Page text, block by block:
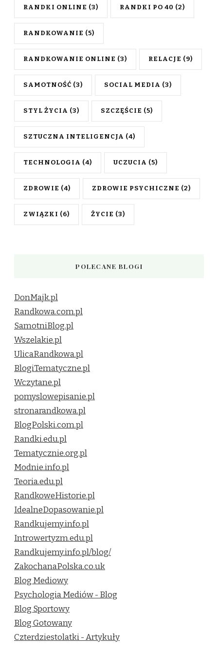
RANDKI ONLINE (3) RANDKI PO 40 (2)
RANDKOWANIE (5)
RANDKOWANIE ONLINE (3) RELACJE (9)
SAMOTNOŚĆ (3) SOCIAL MEDIA (3)
STYL ŻYCIA (3) SZCZĘŚCIE (5)
SZTUCZNA INTELIGENCJA (4)
TECHNOLOGIA (4) UCZUCIA (5)
ZDROWIE (4) ZDROWIE PSYCHICZNE (2)
ZWIĄZKI (6) ŻYCIE (3)
POLECANE BLOGI
DonMajk.pl
Randkowa.com.pl
SamotniBlog.pl
Wszelakie.pl
UlicaRandkowa.pl
BlogiTematyczne.pl
Wczytane.pl
pomyslowepisanie.pl
stronarandkowa.pl
BlogPolski.com.pl
Randki.edu.pl
Tematycznie.org.pl
Modnie.info.pl
Teoria.edu.pl
RandkoweHistorie.pl
IdealneDopasowanie.pl
Randkujemy.info.pl
Introwertyzm.edu.pl
Randkujemy.info.pl/blog/
ZakochanaPolska.co.uk
Blog Mediowy
Psychologia Mediów - Blog
Blog Sportowy
Blog Gotowany
Czterdziestolatki - Artykuły